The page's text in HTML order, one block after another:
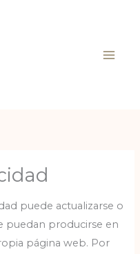
puede actualizarse o
puedan producirse en
página web. Por